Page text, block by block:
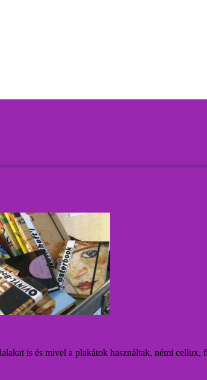
is és mivel a plakátok használtak, némi